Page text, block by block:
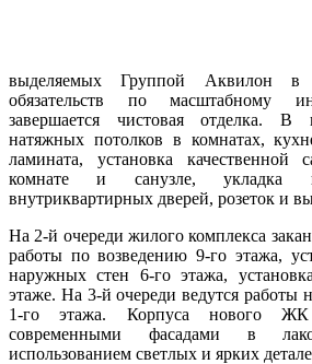
выделяемых Группой Аквилон в
обязательств по масштабному
завершается чистовая отделка.
натяжных потолков в комнатах,
ламината, установка качественной
комнате и санузле, укладка
внутриквартирных дверей, розеток и
На 2‑й очереди жилого комплекса
работы по возведению 9‑го этажа,
наружных стен 6‑го этажа,
этаже. На 3‑й очереди ведутся работы
1‑го этажа. Корпуса нового ЖК
современными фасадами в
использованием светлых и ярких